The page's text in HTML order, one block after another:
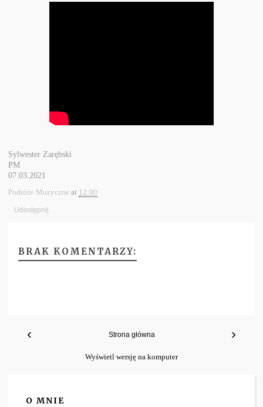
Sylwester Zarębski
PM
07.03.2021
Podróże Muzyczne at 12:00
Udostępnij
BRAK KOMENTARZY:
‹ ›
Strona główna
Wyświetl wersję na komputer
O MNIE